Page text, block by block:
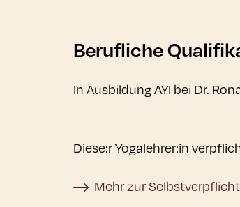
Berufliche
In Ausbildung AYI bei Dr.
Diese:r Yogalehrer:in
Mehr zur